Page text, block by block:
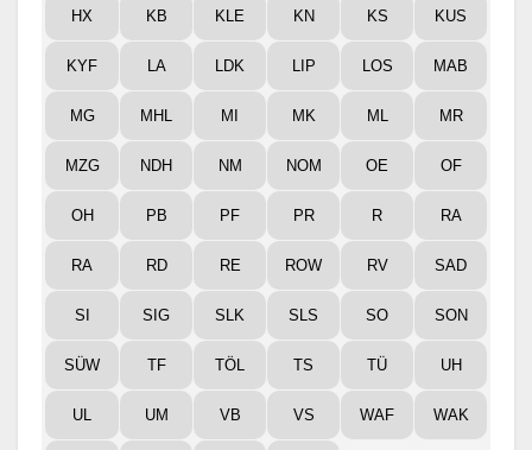
HX KB KLE KN KS KUS
KYF LA LDK LIP LOS MAB
MG MHL MI MK ML MR
MZG NDH NM NOM OE OF
OH PB PF PR R RA
RA RD RE ROW RV SAD
SI SIG SLK SLS SO SON
SÜW TF TÖL TS TÜ UH
UL UM VB VS WAF WAK